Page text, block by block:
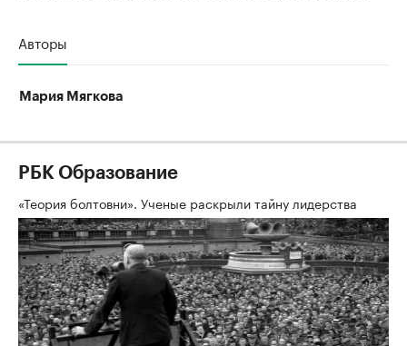
Авторы
Мария Мягкова
РБК Образование
«Теория болтовни». Ученые раскрыли тайну лидерства